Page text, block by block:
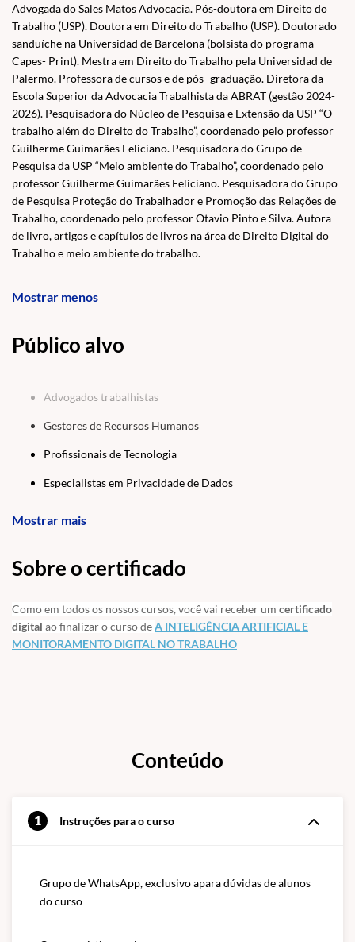
Advogada do Sales Matos Advocacia. Pós-doutora em Direito do
Trabalho (USP). Doutora em Direito do Trabalho (USP). Doutorado
sanduíche na Universidad de Barcelona (bolsista do programa
Capes- Print). Mestra em Direito do Trabalho pela Universidad de
Palermo. Professora de cursos e de pós- graduação. Diretora da
Escola Superior da Advocacia Trabalhista da ABRAT (gestão 2024-
2026). Pesquisadora do Núcleo de Pesquisa e Extensão da USP “O
trabalho além do Direito do Trabalho”, coordenado pelo professor
Guilherme Guimarães Feliciano. Pesquisadora do Grupo de
Pesquisa da USP “Meio ambiente do Trabalho”, coordenado pelo
professor Guilherme Guimarães Feliciano. Pesquisadora do Grupo
de Pesquisa Proteção do Trabalhador e Promoção das Relações de
Trabalho, coordenado pelo professor Otavio Pinto e Silva. Autora
de livro, artigos e capítulos de livros na área de Direito Digital do
Trabalho e meio ambiente do trabalho.
Mostrar menos
Público alvo
Advogados trabalhistas
Gestores de Recursos Humanos
Profissionais de Tecnologia
Especialistas em Privacidade de Dados
Estudantes de Direito e Tecnologia
Mostrar mais
Sobre o certificado
Como em todos os nossos cursos, você vai receber um certificado
digital ao finalizar o curso deA INTELIGÊNCIA ARTIFICIAL E
MONITORAMENTO DIGITAL NO TRABALHO
Conteúdo
1 Instruções para o curso
Grupo de WhatsApp, exclusivo apara dúvidas de alunos
do curso